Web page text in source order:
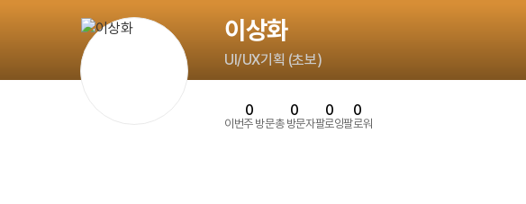
이상화
UI/UX기획 (초보)
이번주 방문
0
총 방문자
0
팔로잉
0
팔로워
0